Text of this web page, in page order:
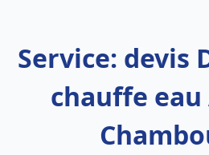
Service: devis
chauffe